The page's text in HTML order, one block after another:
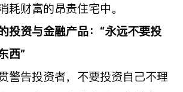
耗财富的昂贵住宅中。
资与金融产品：“永远不要投
西”
告投资者，不要投资自己不理